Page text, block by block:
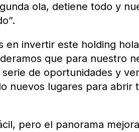
ola, detiene todo y
en invertir este holding
que para nuestro
de oportunidades y
nuevos lugares para abrir
pero el panorama